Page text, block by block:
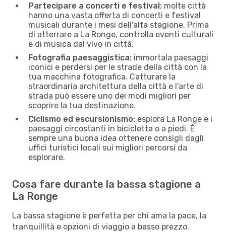
Partecipare a concerti e festival: molte città
hanno una vasta offerta di concerti e festival
musicali durante i mesi dell'alta stagione. Prima
di atterrare a La Ronge, controlla eventi culturali
e di musica dal vivo in città.
Fotografia paesaggistica: immortala paesaggi
iconici e perdersi per le strade della città con la
tua macchina fotografica. Catturare la
straordinaria architettura della città e l'arte di
strada può essere uno dei modi migliori per
scoprire la tua destinazione.
Ciclismo ed escursionismo: esplora La Ronge e i
paesaggi circostanti in bicicletta o a piedi. È
sempre una buona idea ottenere consigli dagli
uffici turistici locali sui migliori percorsi da
esplorare.
Cosa fare durante la bassa stagione a
La Ronge
La bassa stagione è perfetta per chi ama la pace, la
tranquillità e opzioni di viaggio a basso prezzo.